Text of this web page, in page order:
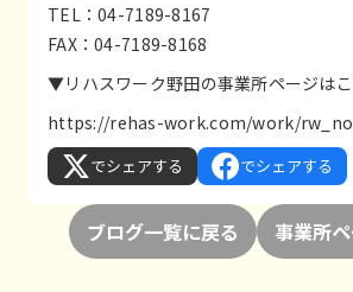
TEL：04-7189-8167
FAX：04-7189-8168
▼リハスワーク野田の事業所ページは
https://rehas-work.com/work/
でシェアする でシェアする
ブログ一覧に戻る 事業所